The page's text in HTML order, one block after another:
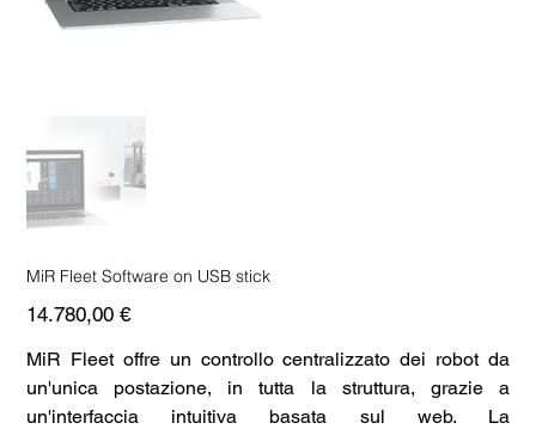
MiR Fleet Software on USB stick
Prezzo
14.780,00 €
MiR Fleet offre un controllo centralizzato dei robot da
un'unica postazione, in tutta la struttura, grazie a
un'interfaccia intuitiva basata sul web. La